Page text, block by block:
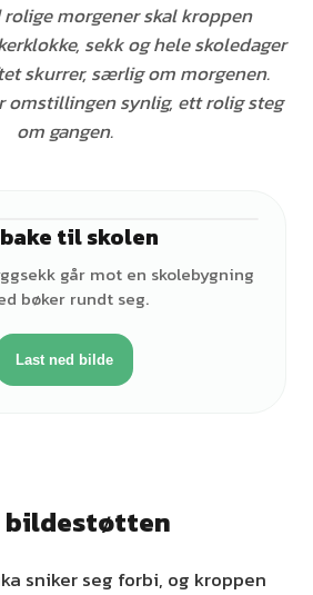
morgener skal kroppen
sekk og hele skoledager
skurrer, særlig om morgenen.
omstillingen synlig, ett rolig steg
om gangen.
til skolen
går mot en skolebygning
bøker rundt seg.
Last ned bilde
bildestøtten
sniker seg forbi, og kroppen